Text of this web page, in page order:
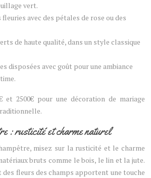
vert.
fleuries avec des pétales de rose ou des
de haute qualité, dans un style classique
disposées avec goût pour une ambiance
et 2500€ pour une décoration de mariage
: rusticité et charme naturel
misez sur la rusticité et le charme
bruts comme le bois, le lin et la jute.
des fleurs des champs apportent une touche